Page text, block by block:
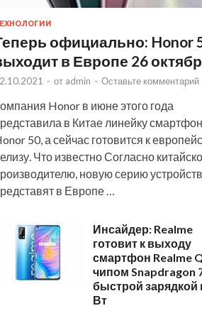
официально: Honor
в Европе 26
- от admin - Оставьте комментарий
Honor в июне этого года
в Китае линейку
50, а сейчас готовится к
Что известно Согласно
новую серию устройств
в Европе …
Инсайдер: Realme
готовит к выходу
смартфон Realme
чипом Snapdragon
быстрой зарядкой
Вт